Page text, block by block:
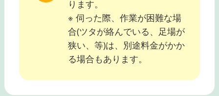
ります。
※ 伺った際、作業が困難な場
合(ツタが絡んでいる、足場が
狭い、等)は、別途料金がかか
る場合もあります。